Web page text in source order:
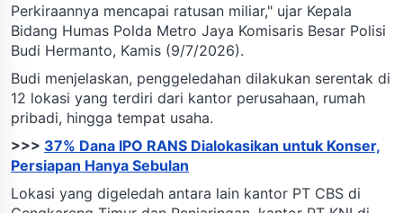
Perkiraannya mencapai ratusan miliar," ujar Kepala
Bidang Humas Polda Metro Jaya Komisaris Besar Polisi
Budi Hermanto, Kamis (9/7/2026).
Budi menjelaskan, penggeledahan dilakukan serentak di
12 lokasi yang terdiri dari kantor perusahaan, rumah
pribadi, hingga tempat usaha.
>>> 37% Dana IPO RANS Dialokasikan untuk Konser,
Persiapan Hanya Sebulan
Lokasi yang digeledah antara lain kantor PT CBS di